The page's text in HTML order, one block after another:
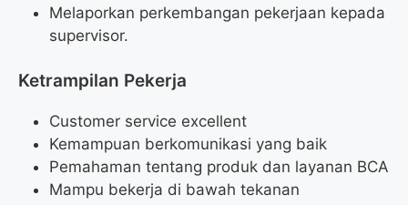
Melaporkan perkembangan pekerjaan kepada
supervisor.
Ketrampilan Pekerja
Customer service excellent
Kemampuan berkomunikasi yang baik
Pemahaman tentang produk dan layanan BCA
Mampu bekerja di bawah tekanan